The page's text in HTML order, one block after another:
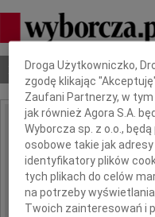
Nekrologi Odeszli
IMIĘ I NAZWISKO:
REGION:
DATA EMISJI:
Dbamy o Twoją
Droga Użytkowniczko,
zgodę klikając
Zaufani Partnerzy, w tym
jak również Agora S.A.
Wyborcza sp. z o.o.,
osobowe takie jak
identyfikatory plików
tych plikach do celów
na potrzeby
Twoich zainteresowań i